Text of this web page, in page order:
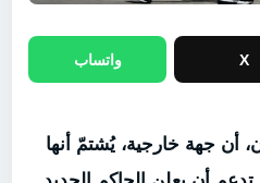
X واتساب
أن جهة خارجية، يُشتمّ أنها